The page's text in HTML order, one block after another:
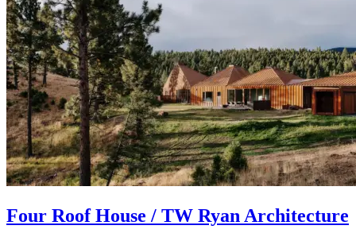
Four Roof House / TW Ryan Architecture